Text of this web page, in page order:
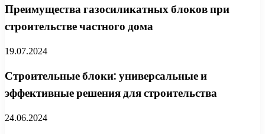
Преимущества газосиликатных блоков при
строительстве частного дома
19.07.2024
Строительные блоки: универсальные и
эффективные решения для строительства
24.06.2024